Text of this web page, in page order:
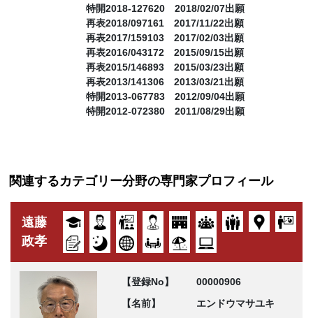
特開2018-127620 2018/02/07出願
再表2018/097161 2017/11/22出願
再表2017/159103 2017/02/03出願
再表2016/043172 2015/09/15出願
再表2015/146893 2015/03/23出願
再表2013/141306 2013/03/21出願
特開2013-067783 2012/09/04出願
特開2012-072380 2011/08/29出願
関連するカテゴリー分野の専門家プロフィール
遠藤
政孝
【登録No】
00000906
【名前】
エンドウマサユキ